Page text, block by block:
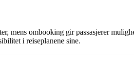
mens ombooking gir passasjerer
i reiseplanene sine.